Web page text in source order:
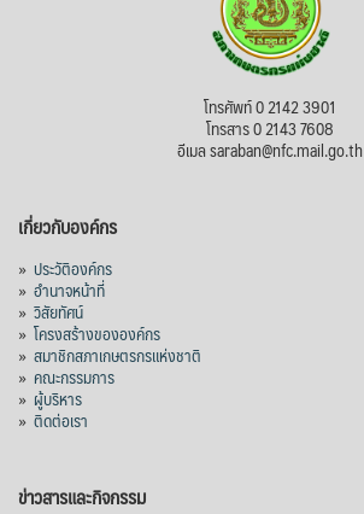
โทรศัพท์ 0 2142 3901
โทรสาร 0 2143 7608
อีเมล saraban@nfc.mail.go.th
เกี่ยวกับองค์กร
» ประวัติองค์กร
» อำนาจหน้าที่
» วิสัยทัศน์
» โครงสร้างขององค์กร
» สมาชิกสภาเกษตรกรแห่งชาติ
» คณะกรรมการ
» ผู้บริหาร
» ติดต่อเรา
ข่าวสารและกิจกรรม